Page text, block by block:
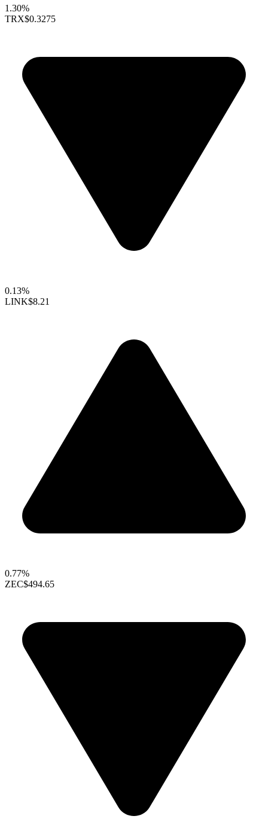
1.30%
TRX$0.3275
0.13%
LINK$8.21
0.77%
ZEC$494.65